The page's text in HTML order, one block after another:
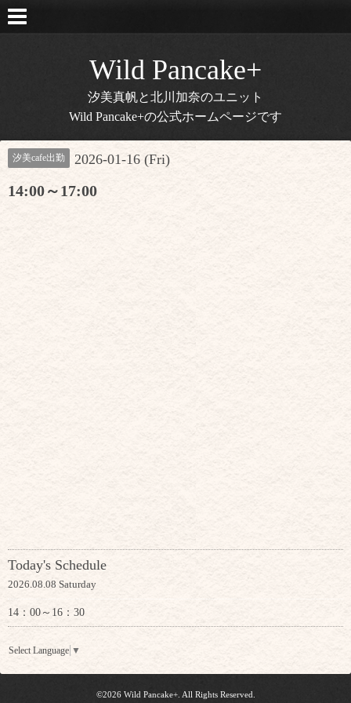
Wild Pancake+
汐美真帆と北川加奈のユニット
Wild Pancake+の公式ホームページです
汐美cafe出勤 2026-01-16 (Fri)
14:00～17:00
Today's Schedule
2026.08.08 Saturday
14：00～16：30
Select Language ▼
©2026 Wild Pancake+. All Rights Reserved.